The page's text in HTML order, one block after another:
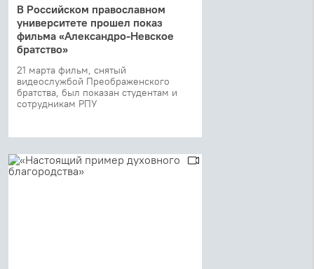
В Российском православном
университете прошел показ
фильма «Александро-Невское
братство»
21 марта фильм, снятый
видеослужбой Преображенского
братства, был показан студентам и
сотрудникам РПУ